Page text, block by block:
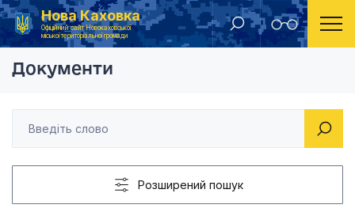
Нова Каховка
Офіційний сайт Новокаховської
міської територіальної громади
Головна Результати поіменного голосування депутатів міської ради Результати
Документи
Розширений пошук